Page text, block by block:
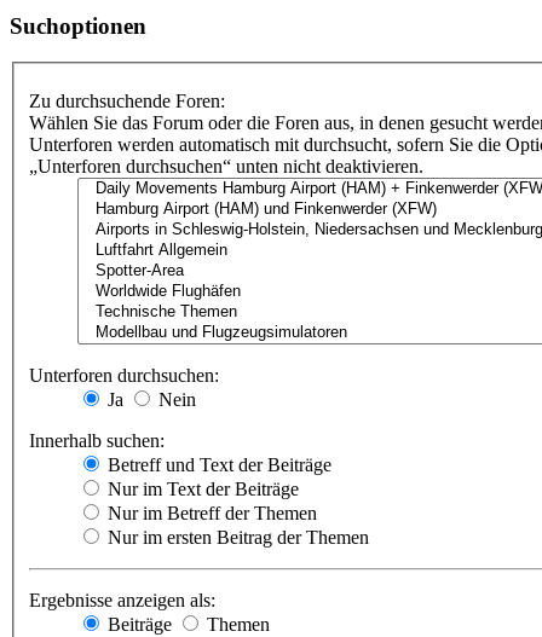
Suchoptionen
Zu durchsuchende Foren:
Wählen Sie das Forum oder die Foren aus, in denen gesucht
Unterforen werden automatisch mit durchsucht, sofern Sie die
„Unterforen durchsuchen“ unten nicht deaktivieren.
Unterforen durchsuchen:
Ja
Nein
Innerhalb suchen:
Betreff und Text der Beiträge
Nur im Text der Beiträge
Nur im Betreff der Themen
Nur im ersten Beitrag der Themen
Ergebnisse anzeigen als:
Beiträge
Themen